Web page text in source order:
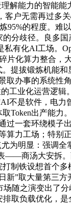
解能力的智能能
户无需再过多
的程度。难
分歧径。良多
有化AI工场。
片化算力整合，
提拔锻炼机能
办事的系统性
工业化运营逻辑
不是软件，电
Token出产能力
一套环绕模子
算力工场；特别
为明显：强调
——商汤大安拆
制铁设想首个多
”取大量第三
随之演变出了
取负载优化，